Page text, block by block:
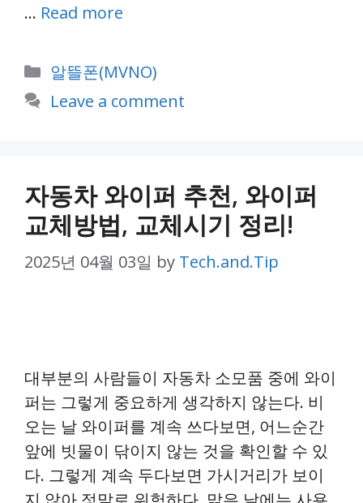
… Read more
Categories
알뜰폰(MVNO)
Leave a comment
자동차 와이퍼 추천, 와이퍼
교체방법, 교체시기 정리!
2025년 04월 03일 by Tech.and.Tip
대부분의 사람들이 자동차 소모품 중에 와이
퍼는 그렇게 중요하게 생각하지 않는다. 비
오는 날 와이퍼를 계속 쓰다보면, 어느순간
앞에 빗물이 닦이지 않는 것을 확인할 수 있
다. 그렇게 계속 두다보면 가시거리가 보이